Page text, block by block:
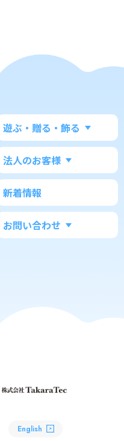
遊ぶ・贈る・飾る
法人のお客様
新着情報
お問い合わせ
English